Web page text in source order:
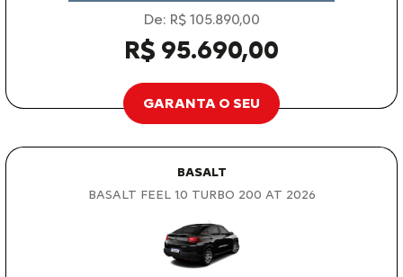
De: R$ 105.890,00
R$ 95.690,00
GARANTA O SEU
BASALT
BASALT FEEL 1.0 TURBO 200 AT 2026